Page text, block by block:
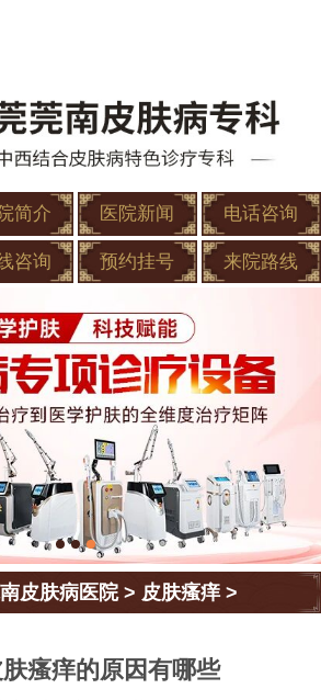
简介 医院新闻 电话咨询
咨询 预约挂号 来院路线
皮肤病医院> 皮肤瘙痒>
瘙痒的原因有哪些